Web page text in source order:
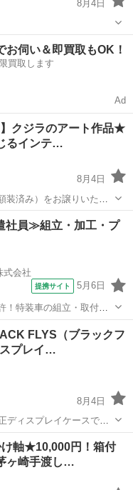
8月4日
アウトドア
お伺い＆即買取もOK！
買取します
Ad
クジラのアート作品★
るインテ…
8月4日
済み）をお譲りいたし
ず飾りやすい手頃なサ
クジラ
社員≫組立・加工・プ
式会社
提携サイト 5月6日
！特装車の組立・取付
けを行います。主な車種
FLYS（ブラックフ
プレイ…
8月4日
ディスプレイケースで
ディスプレイ
け軸★10,000円！箱付
ヶ崎手渡し…